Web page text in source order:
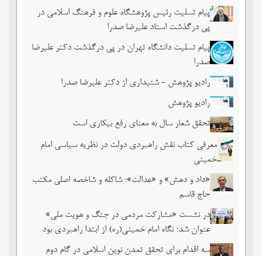
پیام تسلیت رئیس پژوهشگاه علوم و فرهنگ اسلامی در
پی درگذشت استاد علیرضا صدرا
پیام تسلیت دانشگاه تهران در پی درگذشت دکتر علیرضا
صدرا
رادیو پژوهش - شنیداری از دکتر علیرضا صدرا
رادیو پژوهش
تحقق شعار سال به معنای رفع بیکاری است
معرفی کتاب نقش راهبردی دولت در نظریه سیاسی امام
خمینی
«داد و دهش» و «عدالت»؛ شاکله و شاخصه اصلی مکتب
حاج قاسم
در نشست «مشارکت مردمی در جنگ و هویت ملی»
عنوان شد؛ نگاه امام خمینی(ره) از ابتدا راهبردی بود
سه اقدام برای تحقق تمدن نوین اسلامی در گام دوم